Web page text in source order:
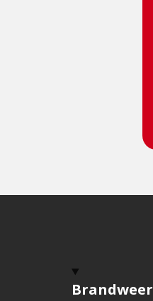
Brandweer